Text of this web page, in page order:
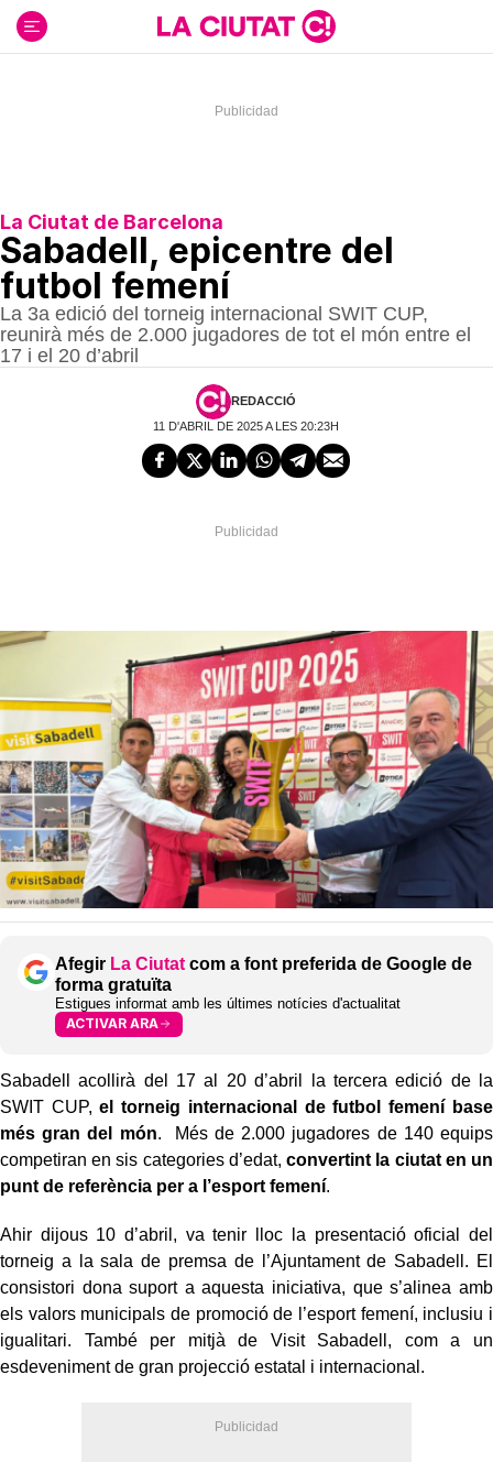
contenido
La Ciutat de Barcelona
Sabadell, epicentre del
futbol femení
La 3a edició del torneig internacional SWIT CUP,
reunirà més de 2.000 jugadores de tot el món entre el
17 i el 20 d’abril
REDACCIÓ
11 D'ABRIL DE 2025 A LES 20:23H
Afegir La Ciutat com a font preferida de Google de
forma gratuïta
Estigues informat amb les últimes notícies d'actualitat
ACTIVAR ARA
Sabadell acollirà del 17 al 20 d’abril la tercera edició de la
SWIT CUP,el torneig internacional de futbol femení base
més gran del món. Més de 2.000 jugadores de 140 equips
competiran en sis categories d’edat,convertint la ciutat en un
punt de referència per a l’esport femení.
Ahir dijous 10 d’abril, va tenir lloc la presentació oficial del
torneig a la sala de premsa de l’Ajuntament de Sabadell. El
consistori dona suport a aquesta iniciativa, que s’alinea amb
els valors municipals de promoció de l’esport femení, inclusiu i
igualitari. També per mitjà de Visit Sabadell, com a un
esdeveniment de gran projecció estatal i internacional.